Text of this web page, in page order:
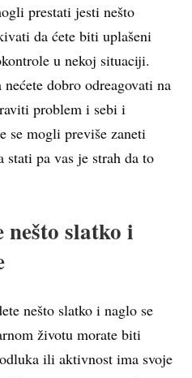
prestati jesti nešto
da ćete biti uplašeni
u nekoj situaciji.
dobro odreagovati na
problem i sebi i
se mogli previše zaneti
stati pa vas je strah da to
nešto slatko i
nešto slatko i naglo se
životu morate biti
ili aktivnost ima svoje